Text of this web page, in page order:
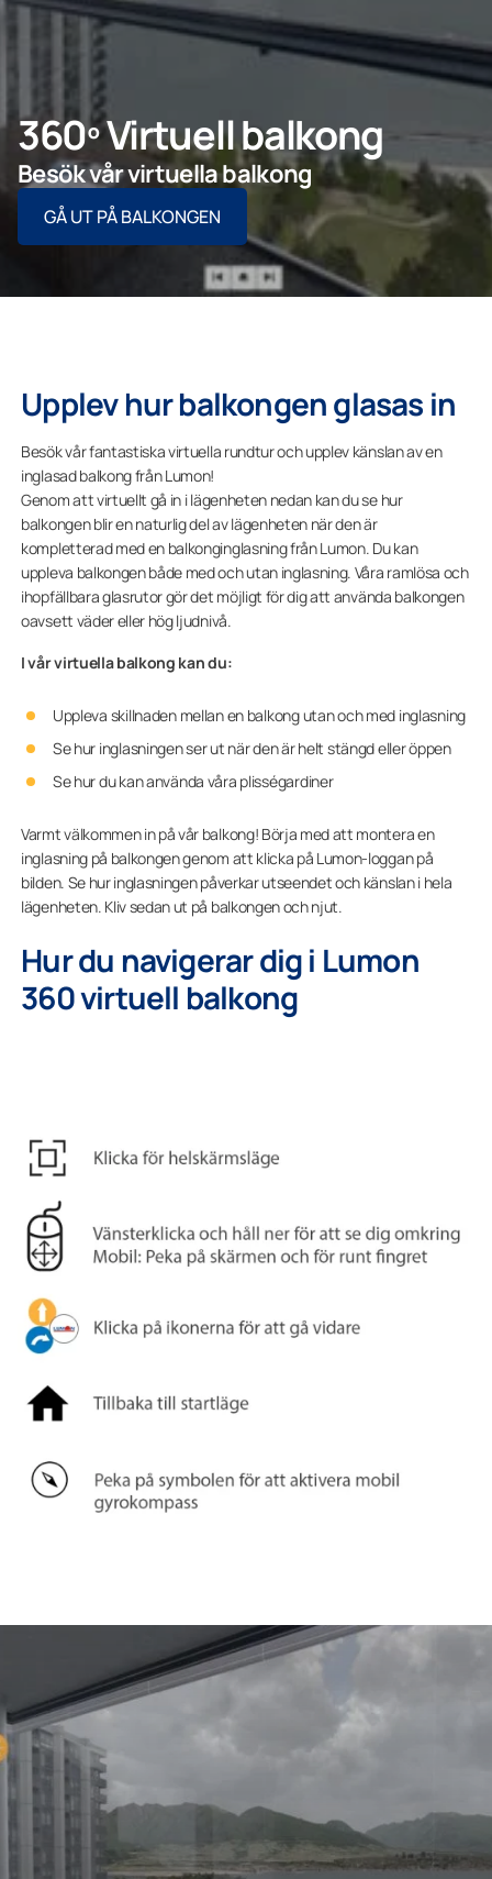
Företagskund
Lumonkoncernen
360º Virtuell balkong
Besök vår virtuella balkong
GÅ UT PÅ BALKONGEN
Upplev hur balkongen glasas in
Besök vår fantastiska virtuella rundtur och upplev känslan av en
inglasad balkong från Lumon!
Genom att virtuellt gå in i lägenheten nedan kan du se hur
balkongen blir en naturlig del av lägenheten när den är
kompletterad med en balkonginglasning från Lumon. Du kan
uppleva balkongen både med och utan inglasning. Våra ramlösa och
ihopfällbara glasrutor gör det möjligt för dig att använda balkongen
oavsett väder eller hög ljudnivå.
I vår virtuella balkong kan du:
Uppleva skillnaden mellan en balkong utan och med inglasning
Se hur inglasningen ser ut när den är helt stängd eller öppen
Se hur du kan använda våra plisségardiner
Varmt välkommen in på vår balkong! Börja med att montera en
inglasning på balkongen genom att klicka på Lumon-loggan på
bilden. Se hur inglasningen påverkar utseendet och känslan i hela
lägenheten. Kliv sedan ut på balkongen och njut.
Hur du navigerar dig i Lumon
360 virtuell balkong